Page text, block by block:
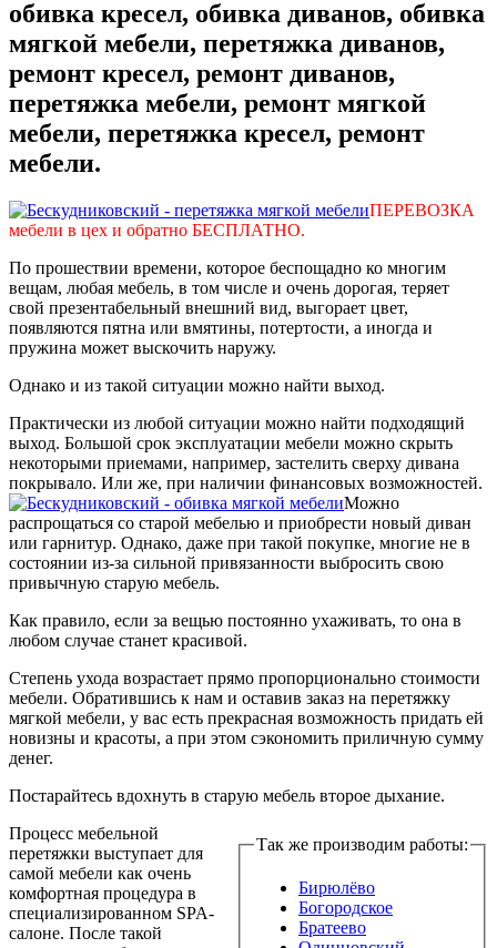
обивка кресел, обивка диванов, обивка
мягкой мебели, перетяжка диванов,
ремонт кресел, ремонт диванов,
перетяжка мебели, ремонт мягкой
мебели, перетяжка кресел, ремонт
мебели.
ПЕРЕВОЗКА
мебели в цех и обратно БЕСПЛАТНО.
По прошествии времени, которое беспощадно ко многим
вещам, любая мебель, в том числе и очень дорогая, теряет
свой презентабельный внешний вид, выгорает цвет,
появляются пятна или вмятины, потертости, а иногда и
пружина может выскочить наружу.
Однако и из такой ситуации можно найти выход.
Практически из любой ситуации можно найти подходящий
выход. Большой срок эксплуатации мебели можно скрыть
некоторыми приемами, например, застелить сверху дивана
покрывало. Или же, при наличии финансовых возможностей.
Можно
распрощаться со старой мебелью и приобрести новый диван
или гарнитур. Однако, даже при такой покупке, многие не в
состоянии из-за сильной привязанности выбросить свою
привычную старую мебель.
Как правило, если за вещью постоянно ухаживать, то она в
любом случае станет красивой.
Степень ухода возрастает прямо пропорционально стоимости
мебели. Обратившись к нам и оставив заказ на перетяжку
мягкой мебели, у вас есть прекрасная возможность придать ей
новизны и красоты, а при этом сэкономить приличную сумму
денег.
Постарайтесь вдохнуть в старую мебель второе дыхание.
Так же производим работы:
Бирюлёво
Богородское
Братеево
Процесс мебельной
перетяжки выступает для
самой мебели как очень
комфортная процедура в
специализированном SPA-
салоне. После такой